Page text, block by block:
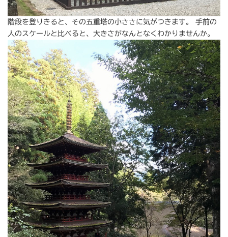
階段を登りきると、その五重塔の小ささに気がつきます。 手前の
人のスケールと比べると、大きさがなんとなくわかりませんか。